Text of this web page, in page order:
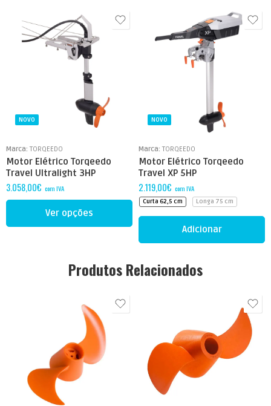
Marca: TORQEEDO
Motor Elétrico Torqeedo
Travel Ultralight 3HP
NOVO
3.058,00€ com IVA
Motor + Bateria Travel
Ultralight 1080Wh
Ver opções
Marca: TORQEEDO
Motor Elétrico Torqeedo
Travel XP 5HP
NOVO
2.119,00€ com IVA
Curta 62,5 cm Longa 75 cm
1425Wh
Adicionar
Produtos Relacionados